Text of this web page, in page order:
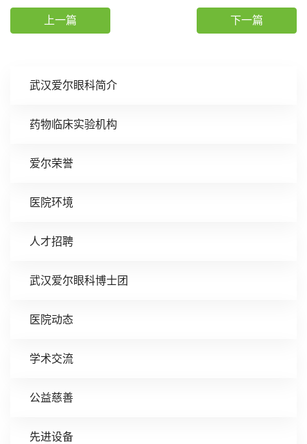
武汉爱尔眼科简介
药物临床实验机构
爱尔荣誉
医院环境
人才招聘
武汉爱尔眼科博士团
医院动态
学术交流
公益慈善
先进设备
上一篇 下一篇